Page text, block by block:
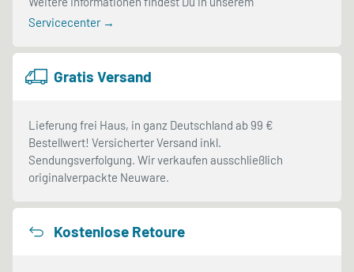
Servicecenter →
Gratis Versand
Lieferung frei Haus, in ganz Deutschland ab 99 €
Bestellwert! Versicherter Versand inkl.
Sendungsverfolgung. Wir verkaufen ausschließlich
originalverpackte Neuware.
Kostenlose Retoure